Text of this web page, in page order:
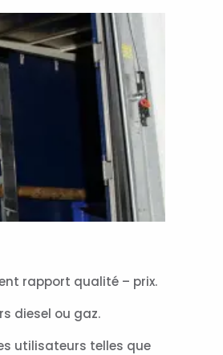
rapport qualité – prix.
diesel ou gaz.
utilisateurs telles que